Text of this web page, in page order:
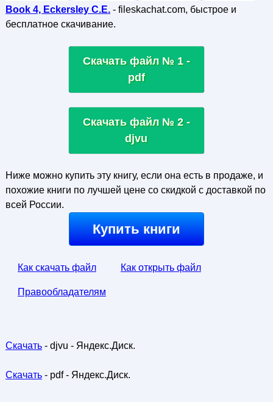
Book 4, Eckersley C.E.- fileskachat.com, быстрое и
бесплатное скачивание.
Скачать файл № 1 -
pdf
Скачать файл № 2 -
djvu
Ниже можно купить эту книгу, если она есть в продаже, и
похожие книги по лучшей цене со скидкой с доставкой по
всей России.
Купить книги
Как скачать файл Как открыть файл
Правообладателям
Скачать- djvu - Яндекс.Диск.
Скачать- pdf - Яндекс.Диск.